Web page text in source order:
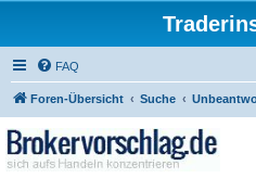
FAQ
Foren-Übersicht Suche